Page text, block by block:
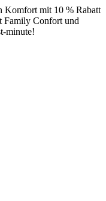
Komfort mit 10 % Rabatt
Family Confort und
minute!